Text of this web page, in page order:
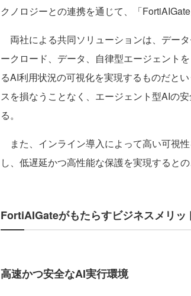
クノロジーとの連携を通じて、「
両社による共同ソリューションは、デー
ークロード、データ、自律型エージェント
るAI利用状況の可視化を実現するものだと
スを損なうことなく、エージェント型AIの
る。
また、インライン導入によって高い可視
し、低遅延かつ高性能な保護を実現するとの
FortiAIGateがもたらすビジネスメリッ
高速かつ安全なAI実行環境